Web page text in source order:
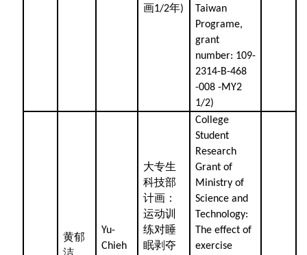
画1/2年)
Taiwan
Programe,
grant
number: 109-
2314-B-468
-008 -MY2
1/2)
黄郁
Yu-
Chieh
大专生
科技部
计画：
运动训
练对睡
眠剥夺
College
Student
Research
Grant of
Ministry of
Science and
Technology:
The effect of
exercise